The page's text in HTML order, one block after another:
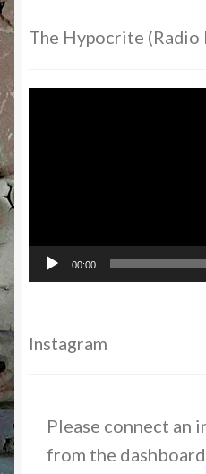
The Hypocrite (Radio
00:00
Instagram
Please connect an
from the